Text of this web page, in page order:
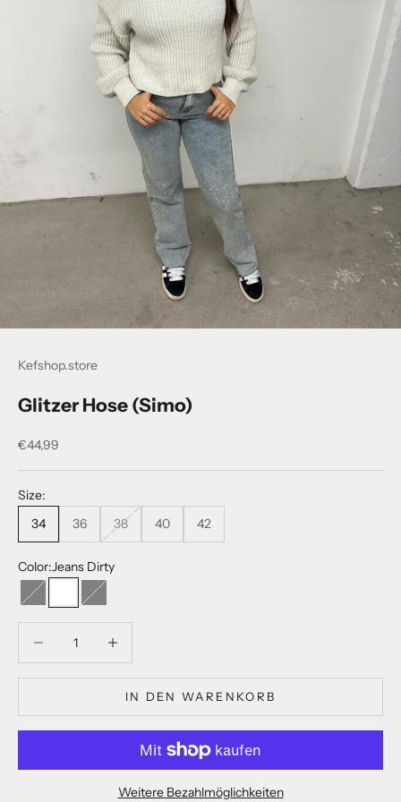
Kefshop.store
Glitzer Hose (Simo)
Angebot
€44,99
Size:
34
36 38 40 42
Color:Jeans Dirty
Dark greyJeans Dirty
Grey
IN DEN WARENKORB
Weitere Bezahlmöglichkeiten